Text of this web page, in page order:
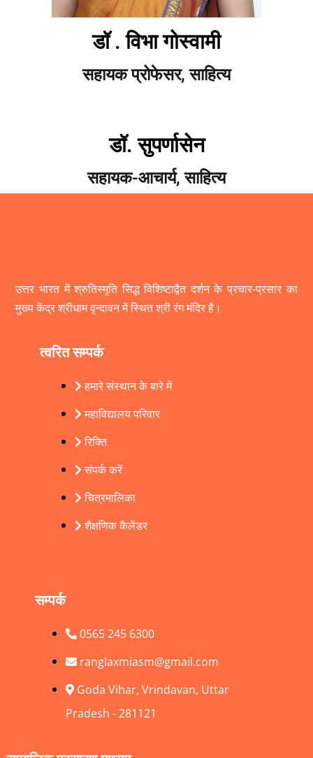
डॉ . विभा गोस्वामी
सहायक प्रोफेसर, साहित्य
डॉ. सुपर्णासेन
सहायक-आचार्य, साहित्य
उत्तर भारत में श्रुतिस्मृति सिद्ध विशिष्टाद्वैत दर्शन के प्रचार-प्रसार का
मुख्य केंद्र श्रीधाम वृन्दावन में स्थित श्री रंग मंदिर है।
त्वरित सम्पर्क
हमारे संस्थान के बारे में
महाविद्यालय परिवार
रिक्ति
संपर्क करें
चित्रमालिका
शैक्षणिक कैलेंडर
सम्पर्क
0565 245 6300
ranglaxmiasm@gmail.com
Goda Vihar, Vrindavan, Uttar
Pradesh - 281121